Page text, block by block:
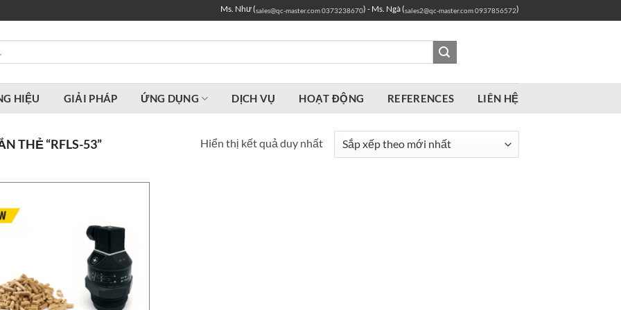
Ms. Như (sales@qc-master.com0373238670) - Ms. Ngà (sales2@qc-master.com0937856572)
HIỆU GIẢI PHÁP ỨNG DỤNG DỊCH VỤ HOẠT ĐỘNG REFERENCES LIÊN HỆ
THẺ “RFLS-53” Hiển thị kết quả duy nhất